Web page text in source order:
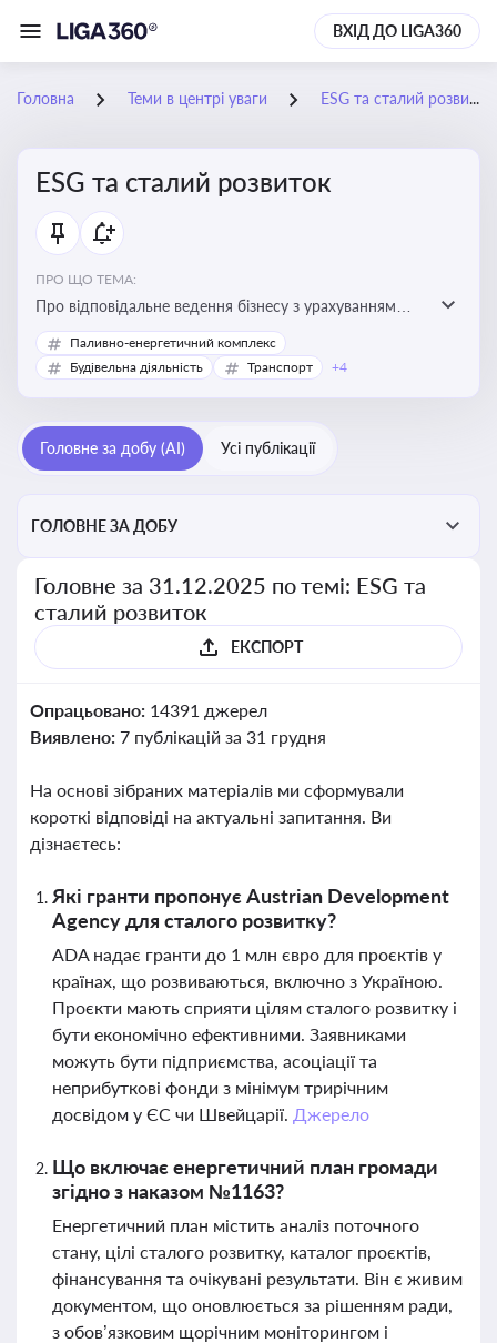
ВХІД ДО LIGA360
Головна Теми в центрі уваги ESG та сталий розвиток
ESG та сталий розвиток
ПРО ЩО ТЕМА:
Про відповідальне ведення бізнесу з урахуванням
екологічних, соціальних та управлінських факторів
для досягнення довгострокової сталості
Паливно-енергетичний комплекс
Будівельна діяльність
Транспорт +4
Головне за добу (AI) Усі публікації
ГОЛОВНЕ ЗА ДОБУ
Головне за 31.12.2025 по темі: ESG та
сталий розвиток
ЕКСПОРТ
Опрацьовано: 14391 джерел
Виявлено: 7 публікацій за 31 грудня
На основі зібраних матеріалів ми сформували
короткі відповіді на актуальні запитання. Ви
дізнаєтесь:
Які гранти пропонує Austrian Development
Agency для сталого розвитку?
ADA надає гранти до 1 млн євро для проєктів у
країнах, що розвиваються, включно з Україною.
Проєкти мають сприяти цілям сталого розвитку і
бути економічно ефективними. Заявниками
можуть бути підприємства, асоціації та
неприбуткові фонди з мінімум трирічним
досвідом у ЄС чи Швейцарії. Джерело
Що включає енергетичний план громади
згідно з наказом №1163?
Енергетичний план містить аналіз поточного
стану, цілі сталого розвитку, каталог проєктів,
фінансування та очікувані результати. Він є живим
документом, що оновлюється за рішенням ради,
з обов’язковим щорічним моніторингом і